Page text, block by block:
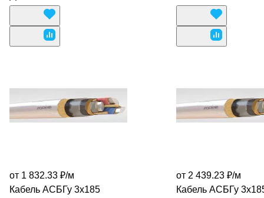
от 1 832.33 ₽/м
Кабель АСБГу 3х185
от 2 439.23 ₽/м
Кабель АСБГу